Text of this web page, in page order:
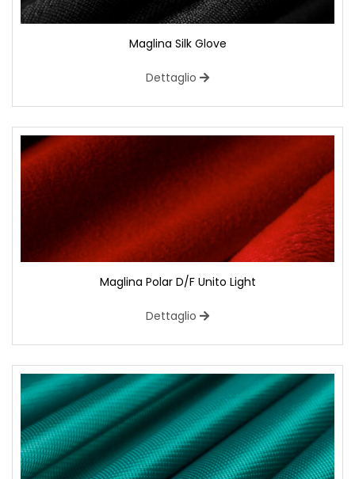
Maglina Silk Glove
Dettaglio
Maglina Polar D/F Unito Light
Dettaglio